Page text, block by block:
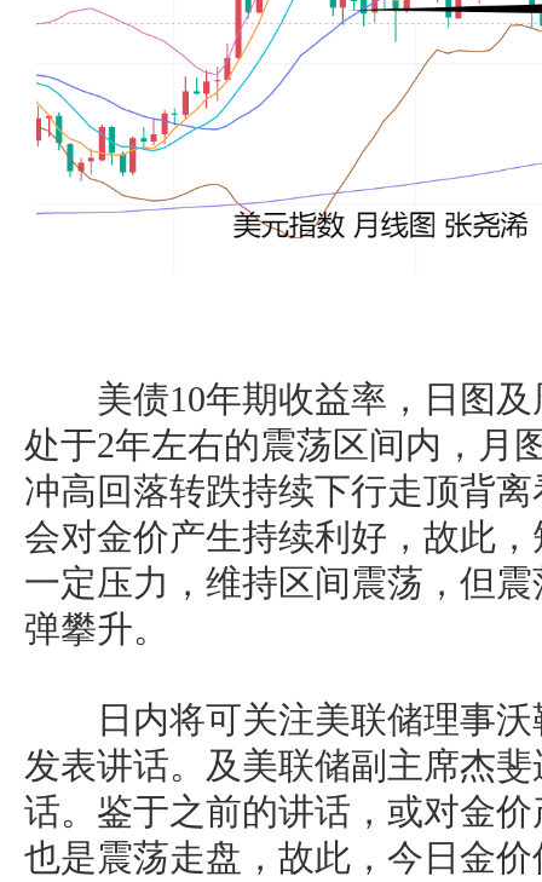
美债10年期收益率，日图及
处于2年左右的震荡区间内，月
冲高回落转跌持续下行走顶背
会对金价产生持续利好，故此
一定压力，维持区间震荡，但
弹攀升。
日内将可关注美联储理事沃
发表讲话。及美联储副主席杰
话。鉴于之前的讲话，或对金
也是震荡走盘，故此，今日金